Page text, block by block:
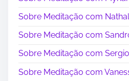
Sobre Meditação com
Sobre Meditação com
Sobre Meditação com
Sobre Meditação com